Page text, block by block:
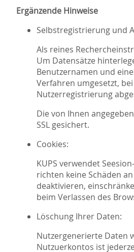
Ergänzende Hinweise
Selbstregistrierung und
Als reines
Um Datensätze
Benutzernamen und
Verfahren umgesetzt,
Nutzerregistrierung
Die von Ihnen
SSL gesichert.
Cookies:
KUPS verwendet
richten keine Schäden
deaktivieren,
beim Verlassen des
Löschung Ihrer Daten:
Nutzergenerierte Daten
Nutzuerkontos ist